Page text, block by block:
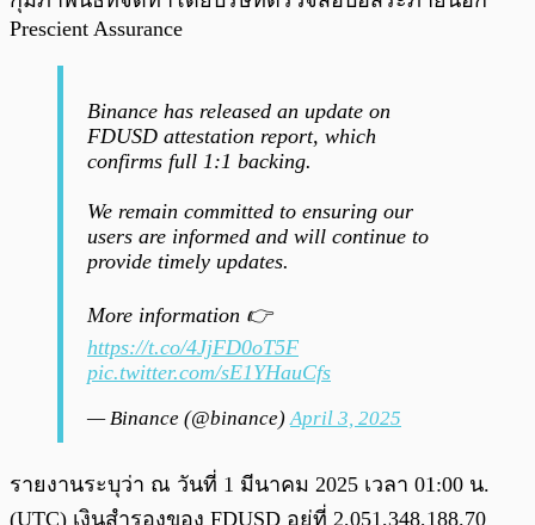
Prescient Assurance
Binance has released an update on
FDUSD attestation report, which
confirms full 1:1 backing.
We remain committed to ensuring our
users are informed and will continue to
provide timely updates.
More information 👉
https://t.co/4JjFD0oT5F
pic.twitter.com/sE1YHauCfs
— Binance (@binance)April 3, 2025
รายงานระบุว่า ณ วันที่ 1 มีนาคม 2025 เวลา 01:00 น.
(UTC) เงินสำรองของ FDUSD อยู่ที่ 2,051,348,188.70